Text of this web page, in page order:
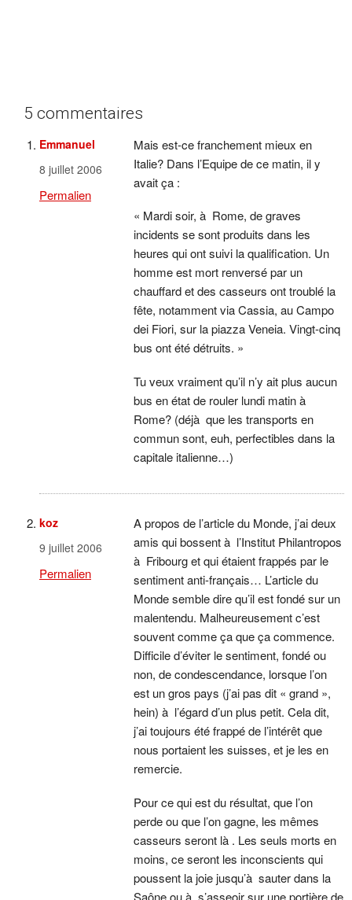
5 commentaires
Emmanuel
8 juillet 2006
Permalien
Mais est-ce franchement mieux en
Italie? Dans l’Equipe de ce matin, il y
avait ça :
« Mardi soir, à Rome, de graves
incidents se sont produits dans les
heures qui ont suivi la qualification. Un
homme est mort renversé par un
chauffard et des casseurs ont troublé la
fête, notamment via Cassia, au Campo
dei Fiori, sur la piazza Veneia. Vingt-cinq
bus ont été détruits. »
Tu veux vraiment qu’il n’y ait plus aucun
bus en état de rouler lundi matin à
Rome? (déjà que les transports en
commun sont, euh, perfectibles dans la
capitale italienne…)
koz
9 juillet 2006
Permalien
A propos de l’article du Monde, j’ai deux
amis qui bossent à l’Institut Philantropos
à Fribourg et qui étaient frappés par le
sentiment anti-français… L’article du
Monde semble dire qu’il est fondé sur un
malentendu. Malheureusement c’est
souvent comme ça que ça commence.
Difficile d’éviter le sentiment, fondé ou
non, de condescendance, lorsque l’on
est un gros pays (j’ai pas dit « grand »,
hein) à l’égard d’un plus petit. Cela dit,
j’ai toujours été frappé de l’intérêt que
nous portaient les suisses, et je les en
remercie.
Pour ce qui est du résultat, que l’on
perde ou que l’on gagne, les mêmes
casseurs seront là . Les seuls morts en
moins, ce seront les inconscients qui
poussent la joie jusqu’à sauter dans la
Saône ou à s’asseoir sur une portière de